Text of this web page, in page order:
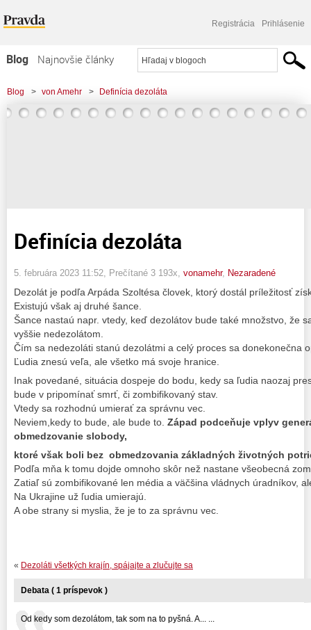
Registrácia Prihlásenie
Blog
Najnovšie články
Najčítanejšie články
Najkomentovanejšie články
Blog > von Amehr > Definícia dezoláta
Definícia dezoláta
5. februára 2023 11:52 , Prečítané 3 193x, vonamehr, Nezaradené
Dezolát je podľa Arpáda Szoltésa človek, ktorý dostál príležitosť
Existujú však aj druhé šance.
Šance nastaú napr. vtedy, keď dezolátov bude také množstvo, že
vyššie nedezolátom.
Čím sa nedezoláti stanú dezolátmi a celý proces sa donekonečna
Ľudia znesú veľa, ale všetko má svoje hranice.
Inak povedané, situácia dospeje do bodu, kedy sa ľudia naozaj
bude v pripomínať smrť, či zombifikovaný stav.
Vtedy sa rozhodnú umierať za správnu vec.
Neviem,kedy to bude, ale bude to. Západ podceňuje vplyv
obmedzovanie slobody,
ktoré však boli bez obmedzovania základných životných
Podľa mňa k tomu dojde omnoho skôr než nastane všeobecná
Zatiaľ sú zombifikované len média a väčšina vládnych úradníkov,
Na Ukrajine už ľudia umierajú.
A obe strany si myslia, že je to za správnu vec.
« Dezoláti všetkých krajín, spájajte a zlučujte sa
Debata ( 1 príspevok )
Od kedy som dezolátom, tak som na to pyšná. A... ...